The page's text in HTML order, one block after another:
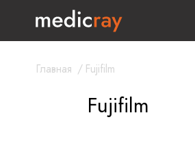
Главная / Fujifilm
Fujifilm